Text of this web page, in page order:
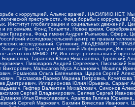
с коррупцией, Альянс врачей, НАСИЛИЮ.НЕТ,
преступности, Фонд борьбы с
Институт глобализации и социальных движений,
семьям, Фонд Тольятти, Новое время,
Гагарина, Фонд имени Андрея Рылькова, Сфера,
исследовательский центр по правам
исследований, Сутяжник, АКАДЕМИЯ ПО
Прав Средств Массовой Информации,
МЕМО. РУ, Институт региональной
Таранова Юлия Николаевна, Туровский
Пивоваров Андрей Сергеевич, Писемский
Мальсагов Муса Асланович, Мошель
Романова Ольга Евгеньевна, Щаров Сергей
Пислакова-Паркер Марина Петровна,
Дмитриевич, Илларионова Юлия Юрьевна, Саранг
Гефтер Валентин Михайлович, Симонов
Сергей Владимирович, Беляев Сергей
Илья Вячеславович, Арапова Галина
Сергей Маркович, Бахмин Вячеслав